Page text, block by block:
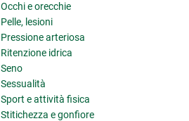
Occhi e orecchie
Pelle, lesioni
Pressione arteriosa
Ritenzione idrica
Seno
Sessualità
Sport e attività fisica
Stitichezza e gonfiore